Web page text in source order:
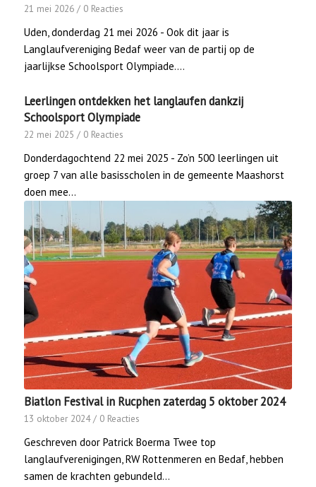
21 mei 2026 / 0 Reacties
Uden, donderdag 21 mei 2026 - Ook dit jaar is
Langlaufvereniging Bedaf weer van de partij op de
jaarlijkse Schoolsport Olympiade.…
Leerlingen ontdekken het langlaufen dankzij
Schoolsport Olympiade
22 mei 2025 / 0 Reacties
Donderdagochtend 22 mei 2025 - Zo’n 500 leerlingen uit
groep 7 van alle basisscholen in de gemeente Maashorst
doen mee…
Biatlon Festival in Rucphen zaterdag 5 oktober 2024
13 oktober 2024 / 0 Reacties
Geschreven door Patrick Boerma Twee top
langlaufverenigingen, RW Rottenmeren en Bedaf, hebben
samen de krachten gebundeld…